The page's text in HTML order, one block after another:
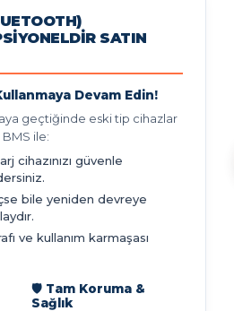
SATIN
Devam Edin!
geçtiğinde eski tip cihazlar
ile:
cihazınızı güvenle
bile yeniden devreye
ve kullanım karmaşası
🛡️ Tam Koruma &
Sağlık